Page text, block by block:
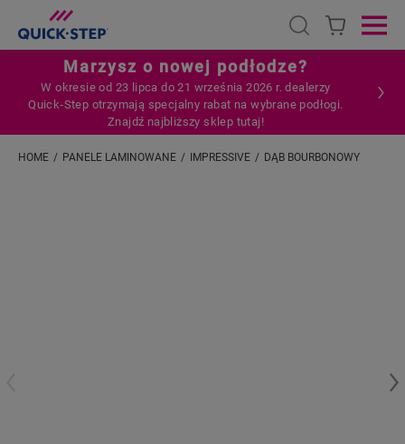
Open search
Marzysz o nowej podłodze?
W okresie od 23 lipca do 21 września 2026 r. dealerzy
Quick‑Step otrzymają specjalny rabat na wybrane podłogi.
Znajdź najbliższy sklep tutaj!
HOME PANELE LAMINOWANE IMPRESSIVE DĄB BOURBONOWY